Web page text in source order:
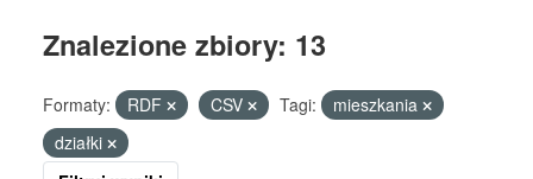
Znalezione zbiory: 13
Formaty: RDF CSV Tagi:
mieszkania
działki